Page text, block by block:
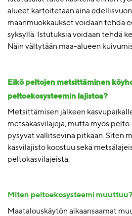
alueet kartoitetaan aina
maanmuokkaukset voidaan tehdä
syksyllä. Istutuksia voidaan tehdä
Näin vältytään maa-alueen
Eikö peltojen metsittäminen
peltoekosysteemin lajistoa?
Metsittämisen jälkeen
metsäkasvilajeja, mutta myös
pysyvät vallitsevina pitkään. Siten
kasvilajisto koostuu sekä
peltokasvilajeista.
Miten peltoekosysteemi muuttuu?
Maatalouskäytön aikaansaamat